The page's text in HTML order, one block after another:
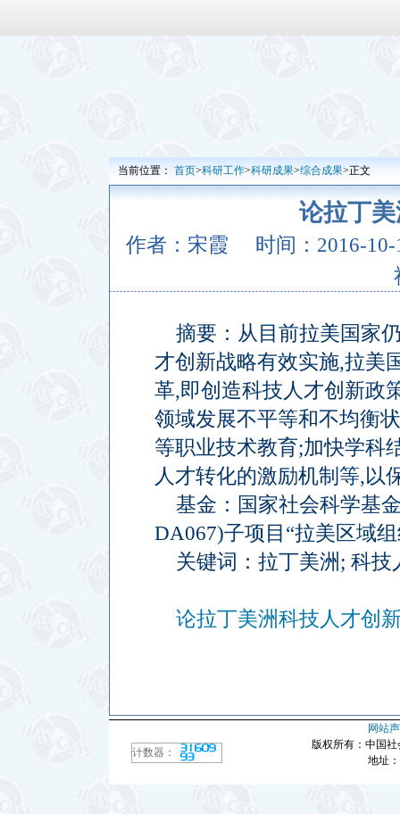
当前位置： 首页>科研工作>科研成果>综合成果>正文
论拉丁
作者：宋霞
时间：2016-
摘要：从目前拉美国家
才创新战略有效实施,拉美
革,即创造科技人才创新政
领域发展不平等和不均衡
等职业技术教育;加快学科
人才转化的激励机制等, 以
基金：国家社会科学基
DA067)子项目“拉美区域
关键词：拉丁美洲; 科技
论拉丁美洲科技人才创
计数器：
网站
版权所有：中国
地址